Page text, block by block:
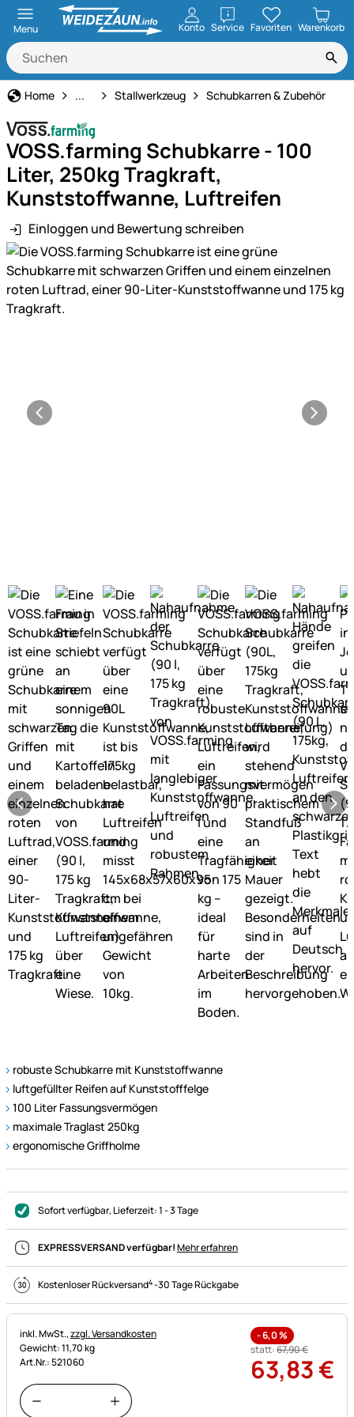
Menu Konto ServiceöffnenFavoriten Warenkorb
Home Haus und Hof
... Stallwerkzeug Schubkarren & Zubehör
VOSS.farming Schubkarre - 100
Liter, 250kg Tragkraft,
Kunststoffwanne, Luftreifen
Einloggen und Bewertung schreiben
Produktgalerie
robuste Schubkarre mit Kunststoffwanne
luftgefüllter Reifen auf Kunststofffelge
100 Liter Fassungsvermögen
maximale Traglast 250kg
ergonomische Griffholme
Sofort verfügbar, Lieferzeit:1 - 3 Tage
EXPRESSVERSAND verfügbar!Mehr erfahren
Kostenloser Rückversand4-30 Tage Rückgabe
Steuerhinweis:
inkl. MwSt.,zzgl. Versandkosten
Gewicht: 11,70 kg
Art.Nr.: 521060
-6,0%
statt:67,90€
63,83€